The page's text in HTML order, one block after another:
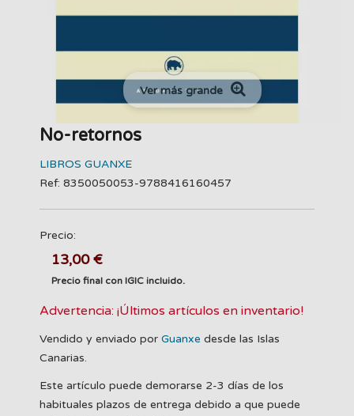
Ver más grande
No-retornos
LIBROS GUANXE
Ref: 8350050053-9788416160457
Precio:
13,00 €
Precio final con IGIC incluido.
Advertencia: ¡Últimos artículos en inventario!
Vendido y enviado por Guanxe desde las Islas
Canarias.
Este artículo puede demorarse 2-3 días de los
habituales plazos de entrega debido a que puede